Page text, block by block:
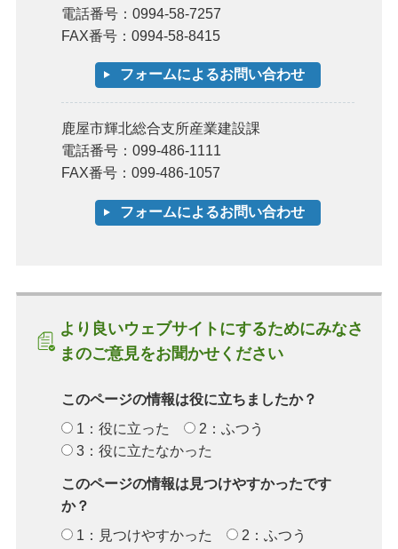
電話番号：0994-58-7257
FAX番号：0994-58-8415
鹿屋市輝北総合支所産業建設課
電話番号：099-486-1111
FAX番号：099-486-1057
より良いウェブサイトにするためにみなさ
まのご意見をお聞かせください
このページの情報は役に立ちましたか？
1：役に立った
2：ふつう
3：役に立たなかった
このページの情報は見つけやすかったです
か？
1：見つけやすかった
2：ふつう